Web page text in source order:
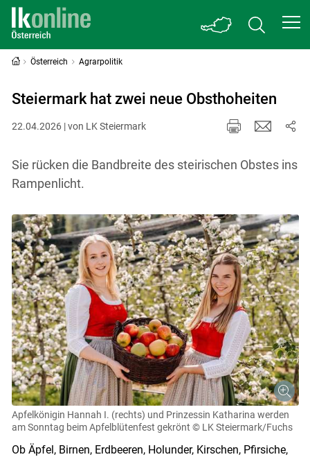
Österreich Agrarpolitik
Steiermark hat zwei neue Obsthoheiten
22.04.2026 | von LK Steiermark
Sie rücken die Bandbreite des steirischen Obstes ins
Rampenlicht.
Apfelkönigin Hannah I. (rechts) und Prinzessin Katharina werden
am Sonntag beim Apfelblütenfest gekrönt © LK Steiermark/Fuchs
Ob Äpfel, Birnen, Erdbeeren, Holunder, Kirschen, Pfirsiche,